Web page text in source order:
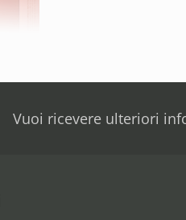
Vuoi ricevere ulteriori